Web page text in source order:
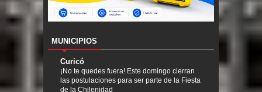
MUNICIPIOS
Curicó
¡No te quedes fuera! Este domingo cierran
las postulaciones para ser parte de la Fiesta
de la Chilenidad